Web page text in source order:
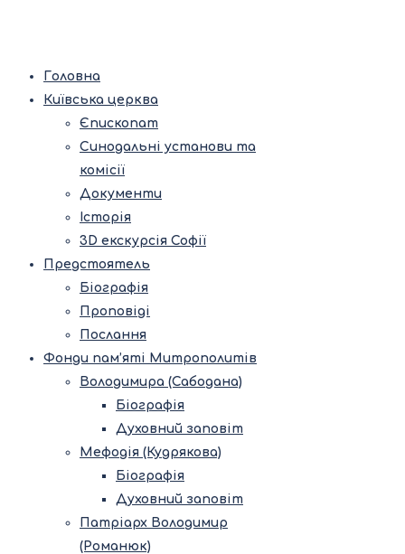
Головна
Київська церква
Єпископат
Синодальні установи та
комісії
Документи
Історія
3D екскурсія Софії
Предстоятель
Біографія
Проповіді
Послання
Фонди пам’яті Митрополитів
Володимира (Сабодана)
Біографія
Духовний заповіт
Мефодія (Кудрякова)
Біографія
Духовний заповіт
Патріарх Володимир
(Романюк)